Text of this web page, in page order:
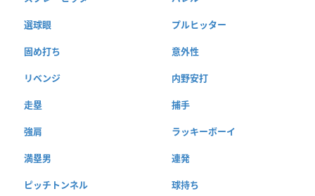
選球眼 プルヒッター
固め打ち 意外性
リベンジ 内野安打
走塁 捕手
強肩 ラッキーボーイ
満塁男 連発
ピッチトンネル 球持ち